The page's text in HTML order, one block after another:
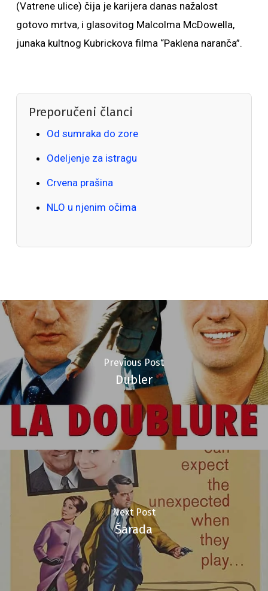
(Vatrene ulice) čija je karijera danas nažalost
gotovo mrtva, i glasovitog Malcolma McDowella,
junaka kultnog Kubrickova filma “Paklena naranča”.
Preporučeni članci
Od sumraka do zore
Odeljenje za istragu
Crvena prašina
NLO u njenim očima
Previous Post
Dubler
Next Post
Šarada